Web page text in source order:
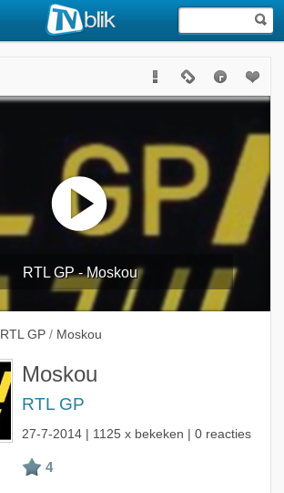
RTL GP - Moskou
RTL GP / Moskou
Moskou
RTL GP
27-7-2014| 1125 x bekeken | 0 reacties